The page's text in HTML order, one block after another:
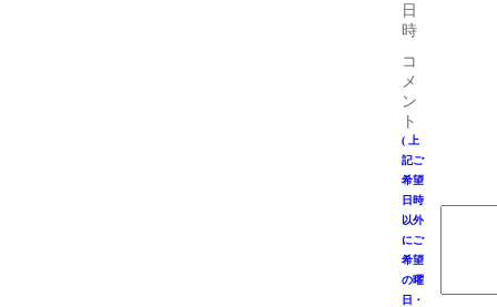
日
時
コ
メ
ン
ト
( 上
記ご
希望
日時
以外
にご
希望
の曜
日・